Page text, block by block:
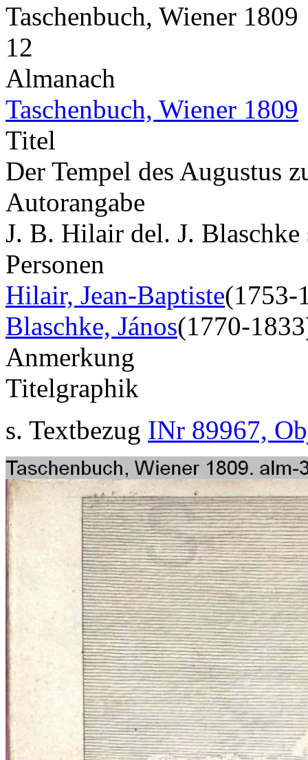
Taschenbuch, Wiener 1809
12
Almanach
Taschenbuch, Wiener 1809
Titel
Der Tempel des Augustus
Autorangabe
J. B. Hilair del. J. Blaschke
Personen
Hilair, Jean-Baptiste(1753-
Blaschke, János(1770-
Anmerkung
Titelgraphik
s. Textbezug INr 89967,